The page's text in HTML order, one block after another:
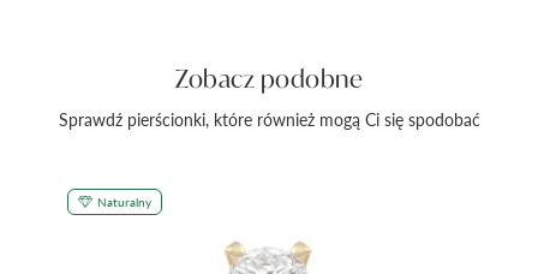
Zobacz podobne
Sprawdź pierścionki, które również mogą Ci się spodobać
Naturalny